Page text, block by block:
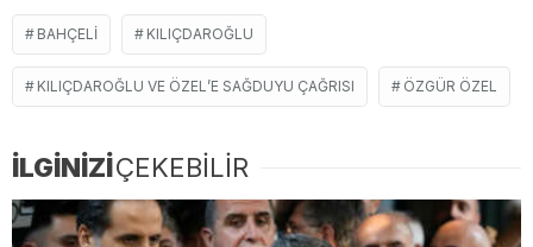
BAHÇELI KILIÇDAROĞLU
KILIÇDAROĞLU VE ÖZEL’E SAĞDUYU ÇAĞRISI ÖZGÜR ÖZEL
İLGİNİZİÇEKEBİLİR